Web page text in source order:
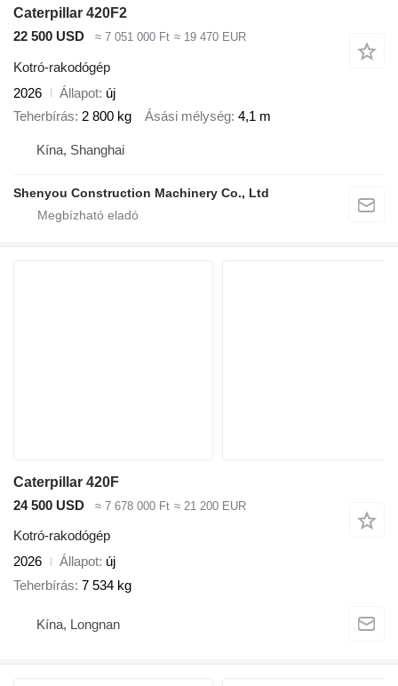
Caterpillar 420F2
22 500 USD
≈ 7 051 000 Ft ≈ 19 470 EUR
Kotró-rakodógép
2026
Állapot új
Teherbírás 2 800 kg Ásási mélység 4,1 m
Kína, Shanghai
Shenyou Construction Machinery Co., Ltd
Caterpillar 420F
24 500 USD
≈ 7 678 000 Ft ≈ 21 200 EUR
Kotró-rakodógép
2026
Állapot új
Teherbírás 7 534 kg
Kína, Longnan